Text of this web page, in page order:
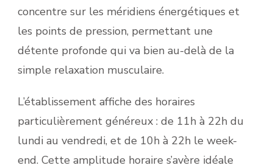
concentre sur les méridiens énergétiques et
les points de pression, permettant une
détente profonde qui va bien au-delà de la
simple relaxation musculaire.
L’établissement affiche des horaires
particulièrement généreux : de 11h à 22h du
lundi au vendredi, et de 10h à 22h le week-
end. Cette amplitude horaire s’avère idéale